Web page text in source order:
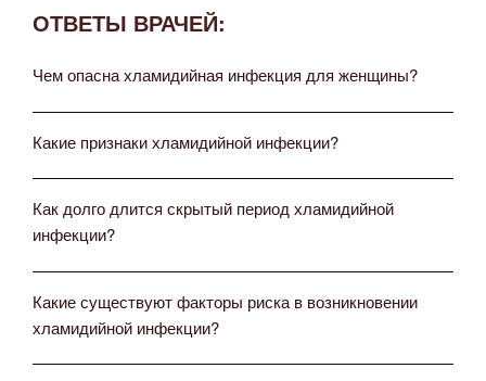
ОТВЕТЫ ВРАЧЕЙ:
Чем опасна хламидийная инфекция для женщины?
Какие признаки хламидийной инфекции?
Как долго длится скрытый период хламидийной
инфекции?
Какие существуют факторы риска в возникновении
хламидийной инфекции?